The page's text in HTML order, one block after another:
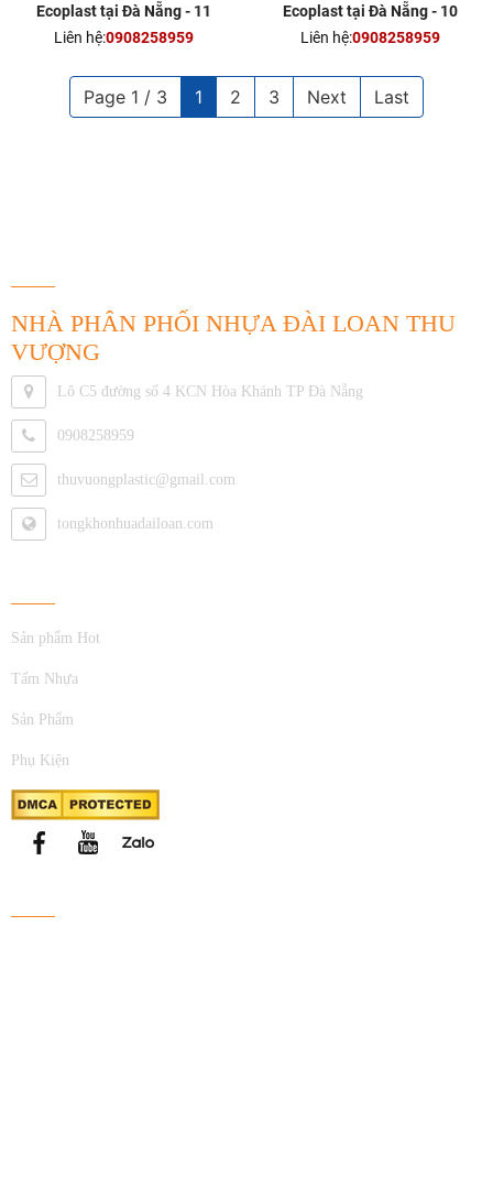
Ecoplast tại Đà Nẵng - 11
Liên hệ:0908258959
Ecoplast tại Đà Nẵng - 10
Liên hệ:0908258959
Page 1 / 3 1 2 3 Next Last
NHÀ PHÂN PHỐI NHỰA ĐÀI LOAN THU
VƯỢNG
Lô C5 đường số 4 KCN Hòa Khánh TP Đà Nẵng
0908258959
thuvuongplastic@gmail.com
tongkhonhuadailoan.com
Sản phẩm Hot
Tấm Nhựa
Sản Phẩm
Phụ Kiện